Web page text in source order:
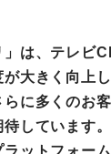
は、テレビ
が大きく向上
らに多くのお
しています。
ットフォーム